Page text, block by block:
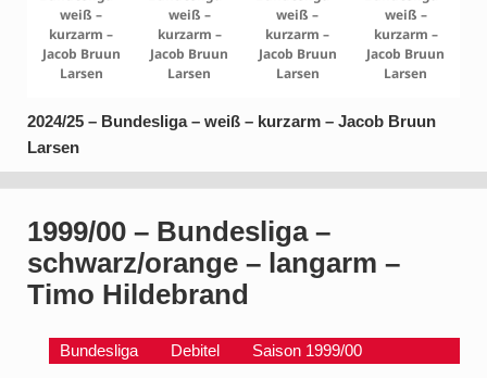
weiß –
kurzarm –
Jacob Bruun
Larsen
weiß –
kurzarm –
Jacob Bruun
Larsen
weiß –
kurzarm –
Jacob Bruun
Larsen
weiß –
kurzarm –
Jacob Bruun
Larsen
2024/25 – Bundesliga – weiß – kurzarm – Jacob Bruun
Larsen
1999/00 – Bundesliga –
schwarz/orange – langarm –
Timo Hildebrand
Bundesliga Debitel Saison 1999/00